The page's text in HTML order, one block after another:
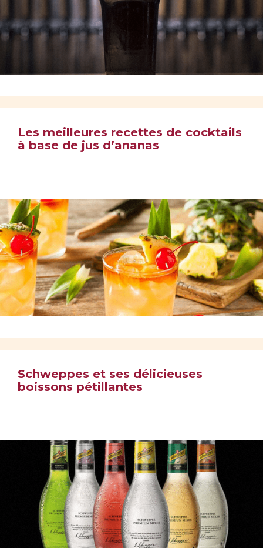
Les meilleures recettes de cocktails
à base de jus d’ananas
Schweppes et ses délicieuses
boissons pétillantes